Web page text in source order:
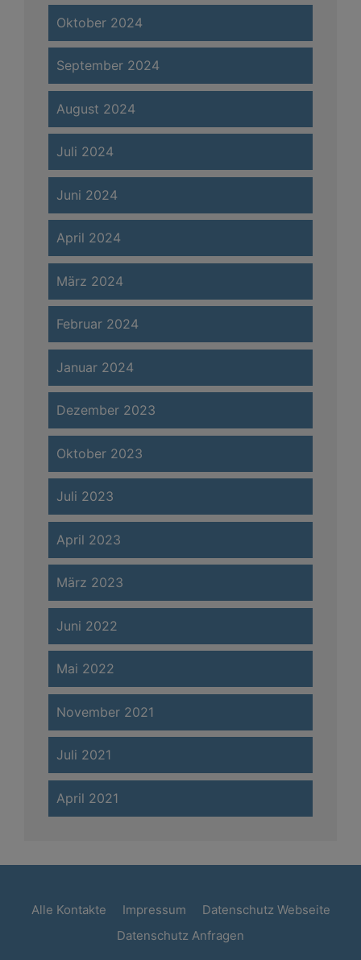
Oktober 2024
September 2024
August 2024
Juli 2024
Juni 2024
April 2024
März 2024
Februar 2024
Januar 2024
Dezember 2023
Oktober 2023
Juli 2023
April 2023
März 2023
Juni 2022
Mai 2022
November 2021
Juli 2021
April 2021
Alle Kontakte Impressum
Datenschutz Webseite
Datenschutz Anfragen